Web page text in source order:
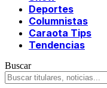
Deportes
Columnistas
Caraota Tips
Tendencias
Buscar